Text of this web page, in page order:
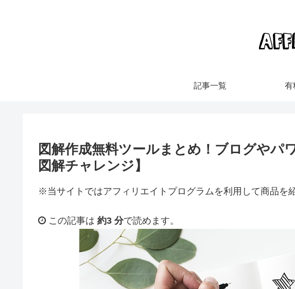
記事一覧 有
図解作成無料ツールまとめ！ブログやパ
図解チャレンジ】
※当サイトではアフィリエイトプログラムを利用して商品を
この記事は 約3 分で読めます。